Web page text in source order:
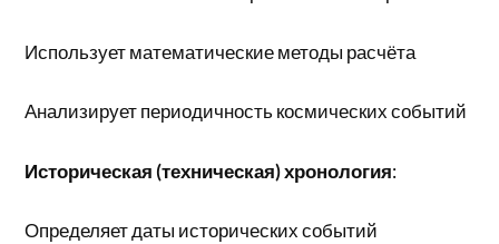
Использует математические методы расчёта
Анализирует периодичность космических событий
Историческая (техническая) хронология:
Определяет даты исторических событий